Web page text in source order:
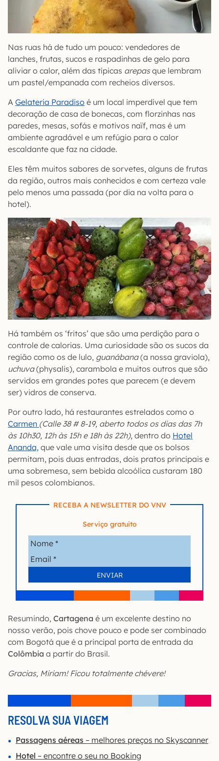
Nas ruas há de tudo um pouco: vendedores de
lanches, frutas, sucos e raspadinhas de gelo para
aliviar o calor, além das típicas arepasque lembram
um pastel/empanada com recheios diversos.
A Gelateria Paradiso é um local imperdível que tem
decoração de casa de bonecas, com florzinhas nas
paredes, mesas, sofás e motivos naïf, mas é um
ambiente agradável e um refúgio para o calor
escaldante que faz na cidade.
Eles têm muitos sabores de sorvetes, alguns de frutas
da região, outros mais conhecidos e com certeza vale
pelo menos uma passada (por dia na volta para o
hotel).
Há também os ‘fritos’ que são uma perdição para o
controle de calorias. Uma curiosidade são os sucos da
região como os de lulo, guanábana(a nossa graviola),
uchuva(physalis), carambola e muitos outros que são
servidos em grandes potes que parecem (e devem
ser) vidros de conserva.
Por outro lado, há restaurantes estrelados como o
Carmen (Calle 38 # 8-19, aberto todos os dias das 7h
às 10h30, 12h às 15h e 18h às 22h), dentro do Hotel
Ananda, que vale uma visita desde que os bolsos
permitam, pois duas entradas, dois pratos principais e
uma sobremesa, sem bebida alcoólica custaram 180
mil pesos colombianos.
RECEBA A NEWSLETTER DO VNV
Serviço gratuito
Resumindo, Cartagena é um excelente destino no
nosso verão, pois chove pouco e pode ser combinado
com Bogotá que é a principal porta de entrada da
Colômbia a partir do Brasil.
Gracias, Miriam! Ficou totalmente chévere!
RESOLVA SUA VIAGEM
Passagens aéreas – melhores preços no Skyscanner
Hotel – encontre o seu no Booking